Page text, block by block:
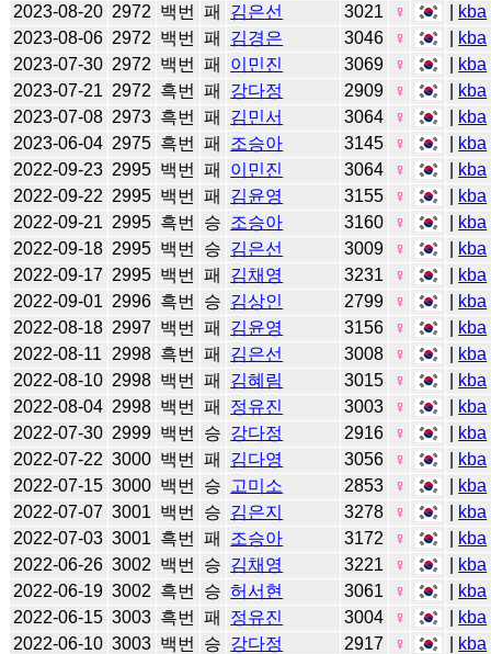
2023-08-20 2972 백번 패 김은선 3021 ♀ kba
2023-08-06 2972 백번 패 김경은 3046 ♀ kba
2023-07-30 2972 백번 패 이민진 3069 ♀ kba
2023-07-21 2972 흑번 패 강다정 2909 ♀ kba
2023-07-08 2973 흑번 패 김민서 3064 ♀ kba
2023-06-04 2975 흑번 패 조승아 3145 ♀ kba
2022-09-23 2995 백번 패 이민진 3064 ♀ kba
2022-09-22 2995 백번 패 김윤영 3155 ♀ kba
2022-09-21 2995 흑번 승 조승아 3160 ♀ kba
2022-09-18 2995 백번 승 김은선 3009 ♀ kba
2022-09-17 2995 백번 패 김채영 3231 ♀ kba
2022-09-01 2996 흑번 승 김상인 2799 ♀ kba
2022-08-18 2997 백번 패 김윤영 3156 ♀ kba
2022-08-11
2998 흑번 패 김은선 3008 ♀ kba
2022-08-10 2998 백번 패 김혜림 3015 ♀ kba
2022-08-04 2998 백번 패 정유진 3003 ♀ kba
2022-07-30 2999 백번 승 강다정 2916 ♀ kba
2022-07-22 3000 백번 패 김다영 3056 ♀ kba
2022-07-15 3000 백번 승 고미소 2853 ♀ kba
2022-07-07 3001 백번 승 김은지 3278 ♀ kba
2022-07-03 3001 흑번 패 조승아 3172 ♀ kba
2022-06-26 3002 백번 승 김채영 3221 ♀ kba
2022-06-19 3002 흑번 승 허서현 3061 ♀ kba
2022-06-15 3003 흑번 패 정유진 3004 ♀ kba
2022-06-10 3003 백번 승 강다정 2917 ♀ kba